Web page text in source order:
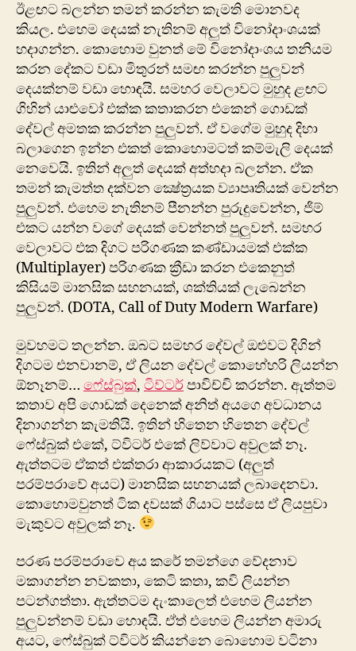
ඊළඟට බලන්න තමන් කරන්න කැමති මොනවද
කියල. එහෙම දෙයක් නැතිනම් අලුත් විනෝදාංශයක්
හදාගන්න. කොහොම වුනත් මේ විනෝදාංශය තනියම
කරන දේකට වඩා මිතුරන් සමඟ කරන්න පුලුවන්
දෙයක්නම් වඩා හොඳයි. සමහර වෙලාවට මුහුද ළඟට
ගිහින් යාළුවෝ එක්ක කතාකරන එකෙන් ගොඩක්
දේවල් අමතක කරන්න පුලුවන්. ඒ වගේම මුහුද දිහා
බලාගෙන ඉන්න එකත් කොහොමටත් කම්මැලි දෙයක්
නෙවෙයි. ඉතින් අලුත් දෙයක් අත්හදා බලන්න. ඒක
තමන් කැමත්ත දක්වන ‍ක්‍ෂේත්‍රයක ව්‍යාපෘතියක් වෙන්න
පුලුවන්. එහෙම නැතිනම් පීනන්න පුරුදුවෙන්න, ජිම්
එකට යන්න වගේ දෙයක් වෙන්නත් පුලුවන්. සමහර
වෙලාවට එක දිගට පරිගණක කණ්ඩායමක් එක්ක
(Multiplayer) පරිගණක ක්‍රීඩා කරන එකෙනුත්
කිසියම් මානසික සහනයක්, ශක්තියක් ලැබෙන්න
පුලුවන්. (DOTA, Call of Duty Modern Warfare)
මුවහමට තලන්න. ඔබට සමහර දේවල් ඔළුවට දිගින්
දිගටම එනවානම්, ඒ ලියන දේවල් කොහේහරි ලියන්න
ඕනෑනම්… ෆේස්බුක්, ටිව්ටර්පාවිච්චි කරන්න. ඇත්තම
කතාව අපි ගොඩක් දෙනෙක් අනිත් අයගෙ අවධානය
දිනාගන්න කැමතියි. ඉතින් හිතෙන හිතෙන දේවල්
ෆේස්බුක් එකේ, ට්විටර් එකේ ලිව්වාට අවුලක් නෑ.
ඇත්තටම ඒකත් එක්තරා ආකාරයකට (අලුත්
පරම්පරාවේ අයට) මානසික සහනයක් ලබාදෙනවා.
කොහොමවුනත් ටික දවසක් ගියාට පස්සෙ ඒ ලියපුවා
මැකුවට අවුලක් නෑ.
පරණ පරම්පරාවෙ අය කරේ තමන්ගෙ වේදනාව
මකාගන්න නවකතා, කෙටි කතා, කවි ලියන්න
පටන්ගත්තා. ඇත්තටම දැංකාලෙත් එහෙම ලියන්න
පුලුවන්නම් වඩා හොඳයි. ඒත් එහෙම ලියන්න අමාරු
අයට, ෆේස්බුක් ට්විටර් කියන්නෙ බොහොම වටිනා